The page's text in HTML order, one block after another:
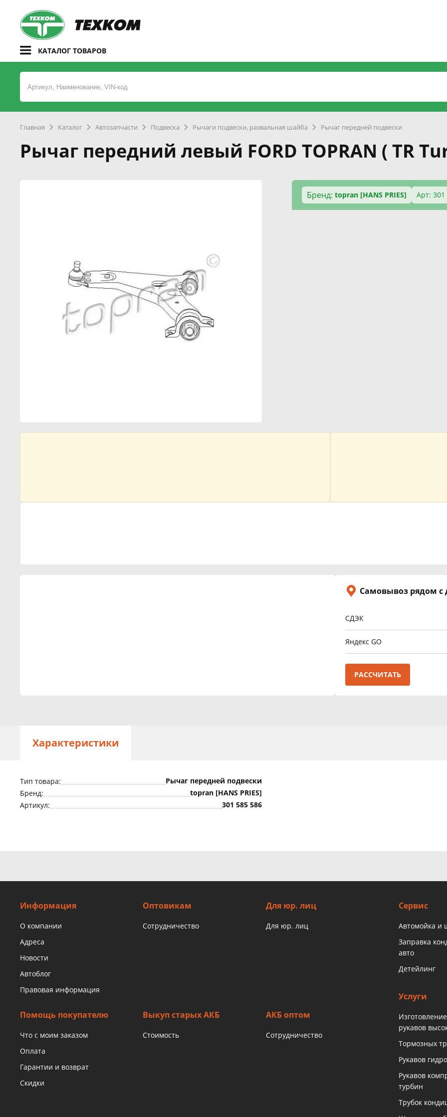
КАТАЛОГ ТОВАРОВ
Главная Каталог Автозапчасти Подвеска Рычаги подвески, развальная шайба Рычаг передней подвески
Рычаг передний левый FORD TOPRAN ( TR
Бренд: topran [HANS PRIES] Арт: 301
Самовывоз рядом
СДЭК
Яндекс GO
РАССЧИТАТЬ
Характеристики
Тип товара:
Рычаг передней подвески
Бренд:
topran [HANS PRIES]
Артикул:
301 585 586
Информация
О компании
Адреса
Новости
Автоблог
Правовая информация
Оптовикам
Сотрудничество
Для юр. лиц
Для юр. лиц
Помощь покупателю
Что с моим заказом
Оплата
Гарантии и возврат
Скидки
Выкуп старых АКБ
Стоимость
АКБ оптом
Сотрудничество
Сервис
Автомойка и
Заправка
авто
Детейлинг
Услуги
рукавов
Тормозных
Рукавов
Рукавов
турбин
Трубок